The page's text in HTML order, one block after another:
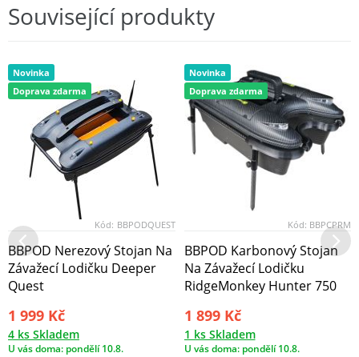
Související produkty
Novinka
Doprava zdarma
Kód: BBPODQUEST
BBPOD Nerezový Stojan Na
Závažecí Lodičku Deeper
Quest
1 999 Kč
4 ks Skladem
U vás doma: pondělí 10.8.
Novinka
Doprava zdarma
Kód: BBPCPRM
BBPOD Karbonový Stojan
Na Závažecí Lodičku
RidgeMonkey Hunter 750
1 899 Kč
1 ks Skladem
U vás doma: pondělí 10.8.